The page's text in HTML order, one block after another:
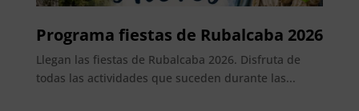
Programa fiestas de Rubalcaba 2026
Llegan las fiestas de Rubalcaba 2026. Disfruta de
todas las actividades que suceden durante las...